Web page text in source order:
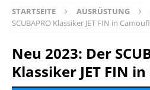
STARTSEITE AUSRÜSTUNG
SCUBAPRO Klassiker JET FIN in
Neu 2023: Der
Klassiker JET FIN